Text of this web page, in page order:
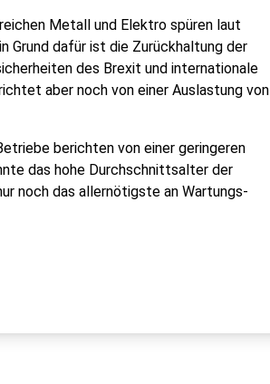
Metall und Elektro spüren laut
Grund dafür ist die Zurückhaltung der
des Brexit und internationale
aber noch von einer Auslastung von
berichten von einer geringeren
das hohe Durchschnittsalter der
noch das allernötigste an Wartungs-